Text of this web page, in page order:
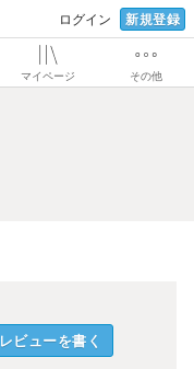
ログイン 新規登録
マイページ その他
レビューを書く